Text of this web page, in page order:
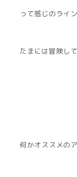
って感じのライ
たまには冒険し
何かオススメの